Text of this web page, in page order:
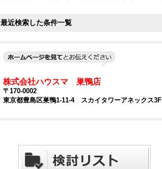
最近検索した条件一覧
株式会社ハウスマ 巣鴨店
〒170-0002
東京都豊島区巣鴨1-11-4 スカイタワーアネックス3F